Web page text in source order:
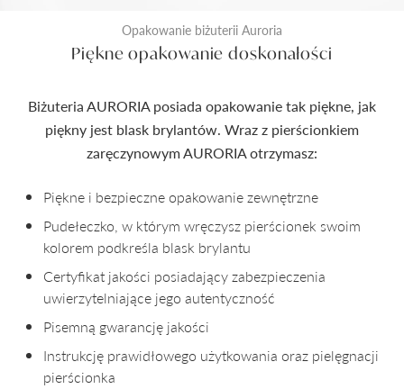
Opakowanie biżuterii Auroria
Piękne opakowanie doskonałości
Biżuteria AURORIA posiada opakowanie tak piękne, jak
piękny jest blask brylantów. Wraz z pierścionkiem
zaręczynowym AURORIA otrzymasz:
Piękne i bezpieczne opakowanie zewnętrzne
Pudełeczko, w którym wręczysz pierścionek swoim
kolorem podkreśla blask brylantu
Certyfikat jakości posiadający zabezpieczenia
uwierzytelniające jego autentyczność
Pisemną gwarancję jakości
Instrukcję prawidłowego użytkowania oraz pielęgnacji
pierścionka